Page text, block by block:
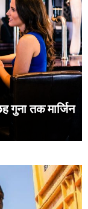
गुना तक मार्जिन